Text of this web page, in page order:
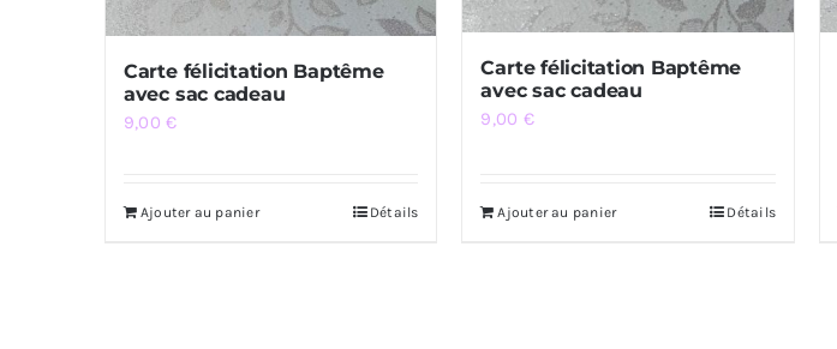
Carte félicitation Baptême
avec sac cadeau
9,00€
Ajouter au panier Détails
Carte félicitation Baptême
avec sac cadeau
9,00 €
Ajouter au panier Détails